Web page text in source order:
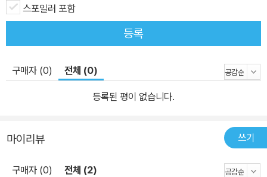
스포일러 포함
등록
구매자 (0) 전체 (0)
등록된 평이 없습니다.
마이리뷰 쓰기
구매자 (0) 전체 (2)